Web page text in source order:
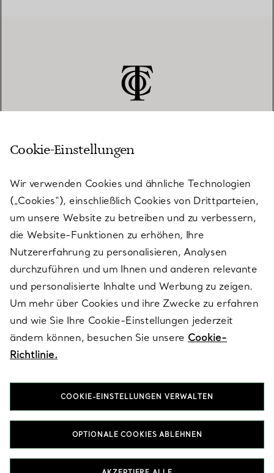
KUNDENSERVICE
SERVICES
ÜBER TIFFANY & CO.
RECHTLICHE HINWEISE
FOLGEN SIE UNS
T&Co. 2026
Cookie-Einstellungen
Wir verwenden Cookies und ähnliche Technologien
(„Cookies“), einschließlich Cookies von Drittparteien,
um unsere Website zu betreiben und zu verbessern,
die Website-Funktionen zu erhöhen, Ihre
Nutzererfahrung zu personalisieren, Analysen
durchzuführen und um Ihnen und anderen relevante
und personalisierte Inhalte und Werbung zu zeigen.
Um mehr über Cookies und ihre Zwecke zu erfahren
und wie Sie Ihre Cookie-Einstellungen jederzeit
ändern können, besuchen Sie unsere Cookie-
Richtlinie.
COOKIE-EINSTELLUNGEN VERWALTEN
OPTIONALE COOKIES ABLEHNEN